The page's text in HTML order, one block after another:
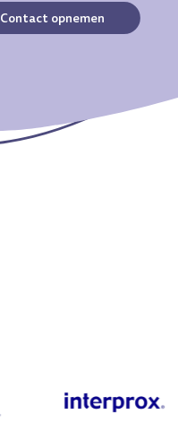
Contact opnemen